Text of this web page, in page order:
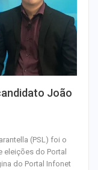
João
(PSL) foi o
eleições do Portal
do Portal Infonet